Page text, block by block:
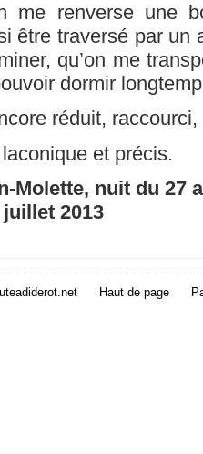
me renverse une
être traversé par un
qu’on me
dormir
réduit,
et précis.
Molette, nuit du 27
2013
Haut de page